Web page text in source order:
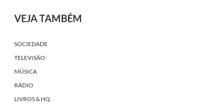
VEJA TAMBÉM
SOCIEDADE
TELEVISÃO
MÚSICA
RÁDIO
LIVROS & HQ